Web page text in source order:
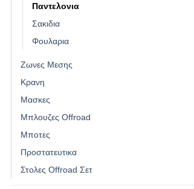
Παντελονια
Σακιδια
Φουλαρια
Ζωνες Μεσης
Κρανη
Μασκες
Μπλουζες Offroad
Μποτες
Προστατευτικα
Στολες Offroad Σετ